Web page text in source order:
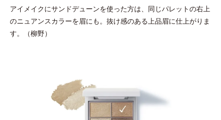
アイメイクにサンドデューンを使った方は、同じパレットの右上
のニュアンスカラーを眉にも。抜け感のある上品眉に仕上がりま
す。（柳野）